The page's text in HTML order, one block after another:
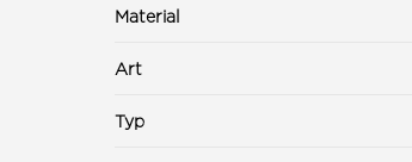
Material
Art
Typ